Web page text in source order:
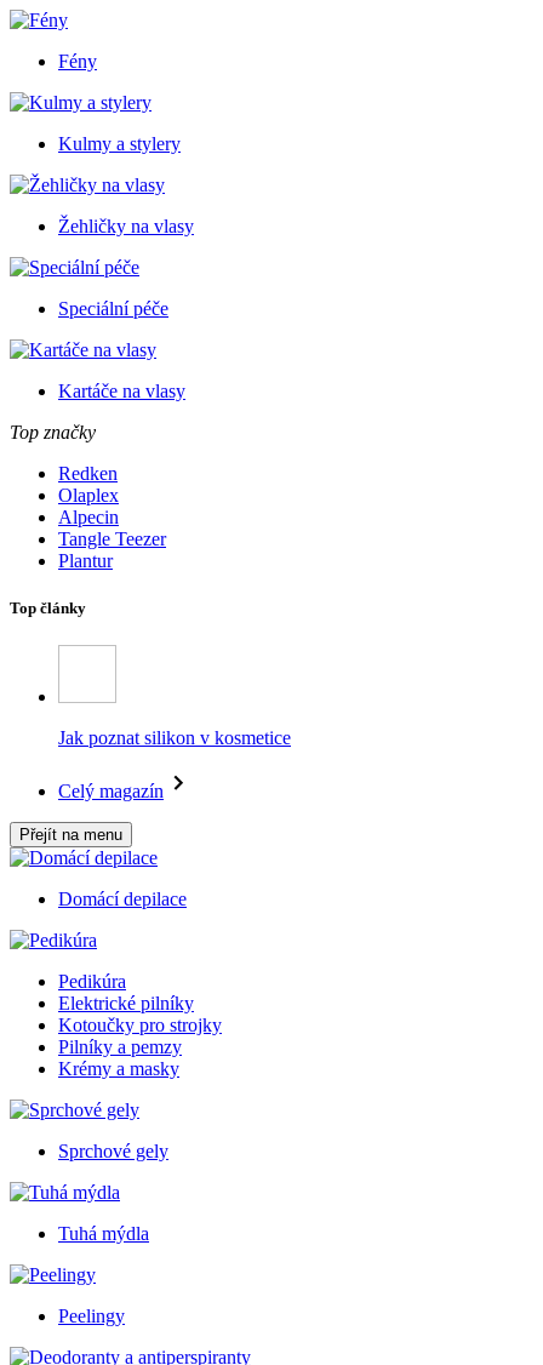
Fény
Kulmy a stylery
Žehličky na vlasy
Speciální péče
Kartáče na vlasy
Top značky
Redken
Olaplex
Alpecin
Tangle Teezer
Plantur
Top články
Jak poznat silikon v kosmetice
Celý magazín
Přejít na menu
Domácí depilace
Pedikúra
Elektrické pilníky
Kotoučky pro strojky
Pilníky a pemzy
Krémy a masky
Sprchové gely
Tuhá mýdla
Peelingy